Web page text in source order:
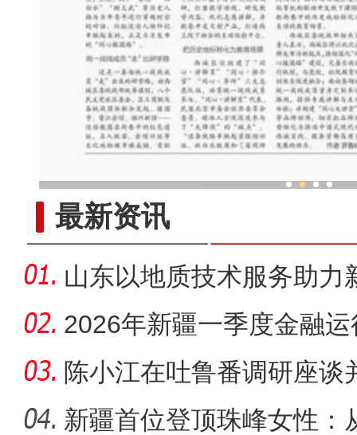
最新资讯
山东以地质技术服务助力
开发
2026年新疆一季度金融
陈小江在吐鲁番调研座谈
新疆首位登顶珠峰女性：